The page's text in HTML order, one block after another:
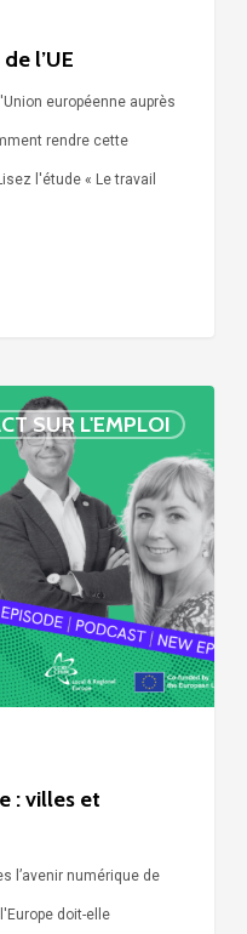
l’UE
européenne auprès
rendre cette
l'étude « Le travail
SUR L'EMPLOI
: villes et
l’avenir numérique de
doit-elle